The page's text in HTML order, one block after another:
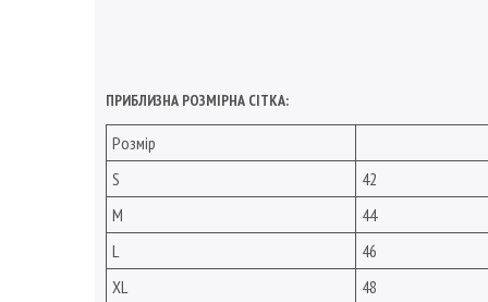
ПРИБЛИЗНА РОЗМІРНА СІТКА:
Розмір
S
42
M
44
L
46
XL
48